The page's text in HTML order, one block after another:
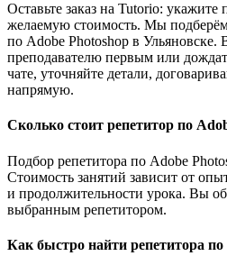
Оставьте заказ на Tutorio: укажите
желаемую стоимость. Мы
по Adobe Photoshop в Ульяновске.
преподавателю первым или
чате, уточняйте детали,
напрямую.
Сколько стоит репетитор по
Подбор репетитора по Adobe
Стоимость занятий зависит от
и продолжительности урока. Вы
выбранным репетитором.
Как быстро найти репетитора по